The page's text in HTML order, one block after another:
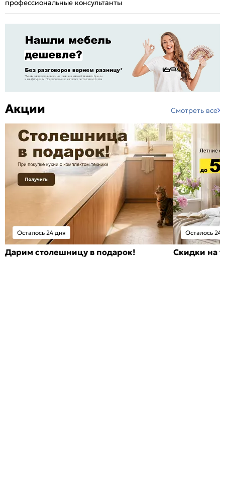
профессиональные консультанты
Акции Смотреть все
Осталось 24 дня
Дарим столешницу в подарок!
Осталось 24
Скидки на